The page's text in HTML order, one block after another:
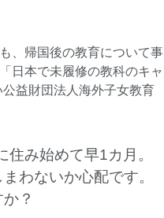
、帰国後の教育について事
日本で未履修の教科のキャ
公益財団法人海外子女教育
み始めて早1カ月。
わないか心配です。
？